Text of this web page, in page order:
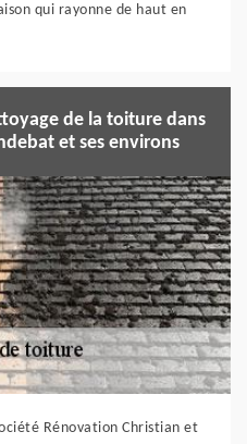
qui rayonne de haut en
de la toiture dans
et ses environs
Rénovation Christian et